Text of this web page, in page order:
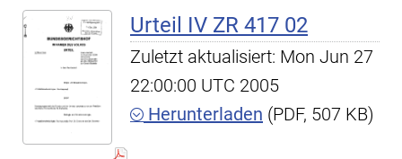
Urteil IV ZR 417 02
Zuletzt aktualisiert: Mon Jun 27
22:00:00 UTC 2005
Herunterladen (PDF, 507 KB)